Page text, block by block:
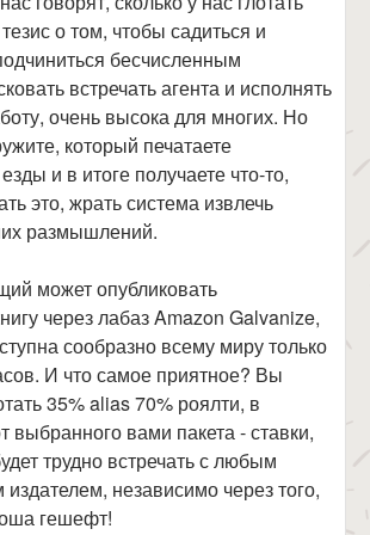
о том, чтобы садиться и
бесчисленным
встречать агента и исполнять
очень высока для многих. Но
который печатаете
и в итоге получаете что-то,
это, жрать система извлечь
размышлений.
может опубликовать
через лабаз Amazon Galvanize,
сообразно всему миру только
И что самое приятное? Вы
35% alias 70% роялти, в
выбранного вами пакета - ставки,
трудно встречать с любым
независимо через того,
гешефт!